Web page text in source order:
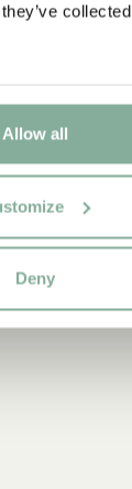
Allow all
Deny